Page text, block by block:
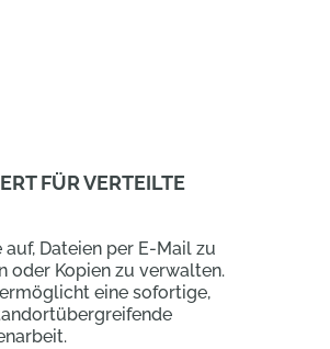
FÜR VERTEILTE
auf, Dateien per E-Mail zu
oder Kopien zu verwalten.
eine sofortige,